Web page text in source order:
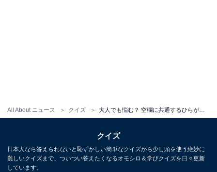
All About ニュース クイズ
クイズ
日本人なら答えられないと恥ずかしい簡単なクイズから少し頭を使う絶妙に
難しいクイズまで、ついつい答えたくなるオモシロ＆学びクイズを日々更新
しています。